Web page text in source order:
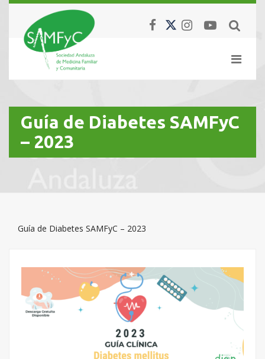
Guía de Diabetes SAMFyC
– 2023
Guía de Diabetes SAMFyC – 2023